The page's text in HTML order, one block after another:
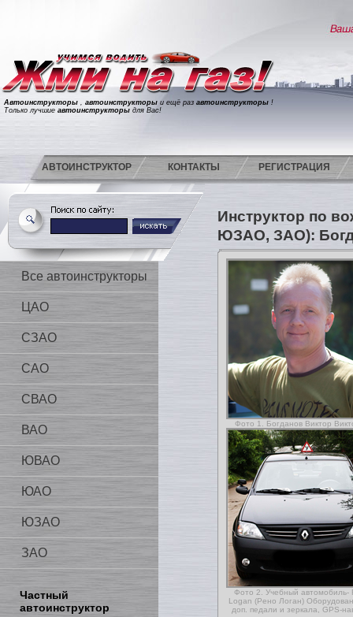
Автоинструкторы , автоинструкторы и ещё раз автоинструкторы !
Только лучшие автоинструкторы для Вас!
АВТОИНСТРУКТОР КОНТАКТЫ РЕГИСТРАЦИЯ
Все автоинструкторы
ЦАО
СЗАО
САО
СВАО
ВАО
ЮВАО
ЮАО
ЮЗАО
ЗАО
Частный
автоинструктор
Инструктор по
ЮЗАО, ЗАО):
Фото 1. Богданов Виктор
Фото 2. Учебный автомобиль-
Logan (Рено Логан)
доп. педали и зеркала, GPS-